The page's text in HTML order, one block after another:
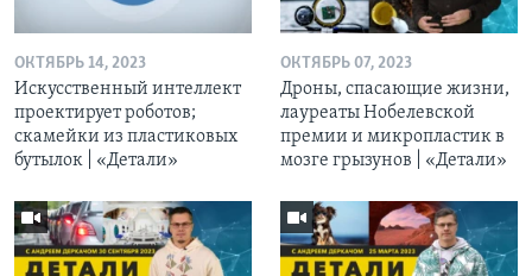
ОКТЯБРЬ 14, 2023
Искусственный интеллект
проектирует роботов;
скамейки из пластиковых
бутылок | «Детали»
ОКТЯБРЬ 07, 2023
Дроны, спасающие жизни,
лауреаты Нобелевской
премии и микропластик в
мозге грызунов | «Детали»